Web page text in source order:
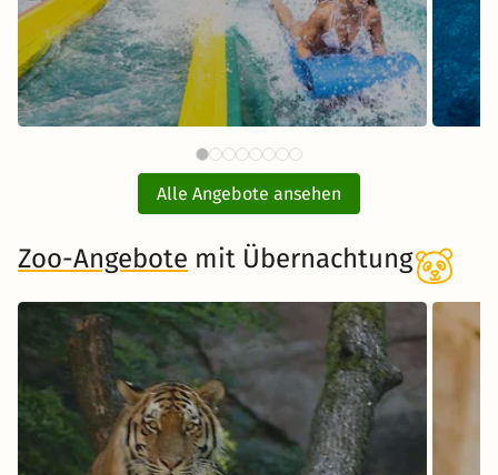
ab88 €
Therme Erding mit
Übernachtung
inkl. Übernachtung und Frühstück
Alle Angebote ansehen
Zoo-Angebote mit Übernachtung